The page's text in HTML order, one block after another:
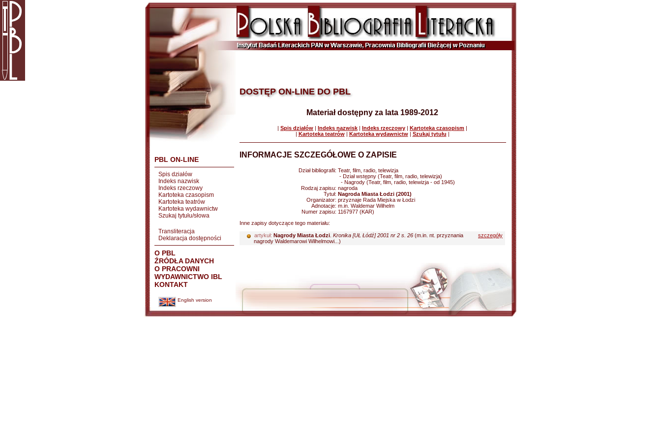
PBL ON-LINE
Spis działów
Indeks nazwisk
Indeks rzeczowy
Kartoteka czasopism
Kartoteka teatrów
Kartoteka wydawnictw
Szukaj tytułu/słowa
Transliteracja
Deklaracja dostępności
O PBL
ŹRÓDŁA DANYCH
O PRACOWNI
WYDAWNICTWO IBL
KONTAKT
English version
DOSTĘP ON-LINE DO PBL
Materiał dostępny za lata 1989-2012
| Spis działów | Indeks nazwisk | Indeks rzeczowy | Kartoteka czasopism |
| Kartoteka teatrów| Kartoteka wydawnictw| Szukaj tytułu |
INFORMACJE SZCZEGÓŁOWE O ZAPISIE
Dział bibliografii: Teatr, film, radio, telewizja
- Dział wstępny (Teatr, film, radio, telewizja)
- Nagrody (Teatr, film, radio, telewizja - od 1945)
Rodzaj zapisu: nagroda
Tytuł: Nagroda Miasta Łodzi (2001)
Organizator: przyznaje Rada Miejska w Łodzi
Adnotacje: m.in. Waldemar Wilhelm
Numer zapisu: 1167977 (KAR)
Inne zapisy dotyczące tego materiału:
artykuł: Nagrody Miasta Łodzi Kronika [UŁ Łódź] 2001 nr 2 s. 26 (m.in. nt. przyznania
nagrody Waldemarowi Wilhelmowi...)
szczegóły